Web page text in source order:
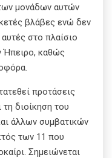
μονάδων αυτών
βλάβες ενώ δεν
στο πλαίσιο
Ήπειρο, καθώς
προτάσεις
διοίκηση του
άλλων συμβατικών
των 11 που
Σημειώνεται